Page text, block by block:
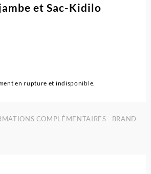
et Sac-Kidilo
en rupture et indisponible.
COMPLÉMENTAIRES BRAND